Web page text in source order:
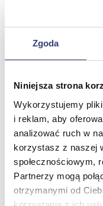
Zgoda
Niniejsza strona
Wykorzystujemy
i reklam, aby
analizować ruch w
korzystasz z naszej
społecznościowym,
Partnerzy mogą
otrzymanymi od
Urządzenia
Zobacz wszystko
Wróć
Pulsoksymetry
Ciśnieniomierze
Inhalatory
Instrumenty diagnostyczne
Artykuły
Stetoskopy
Termometry
Zobacz wszystko